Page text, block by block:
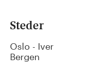
Steder
Oslo - Iver
Bergen